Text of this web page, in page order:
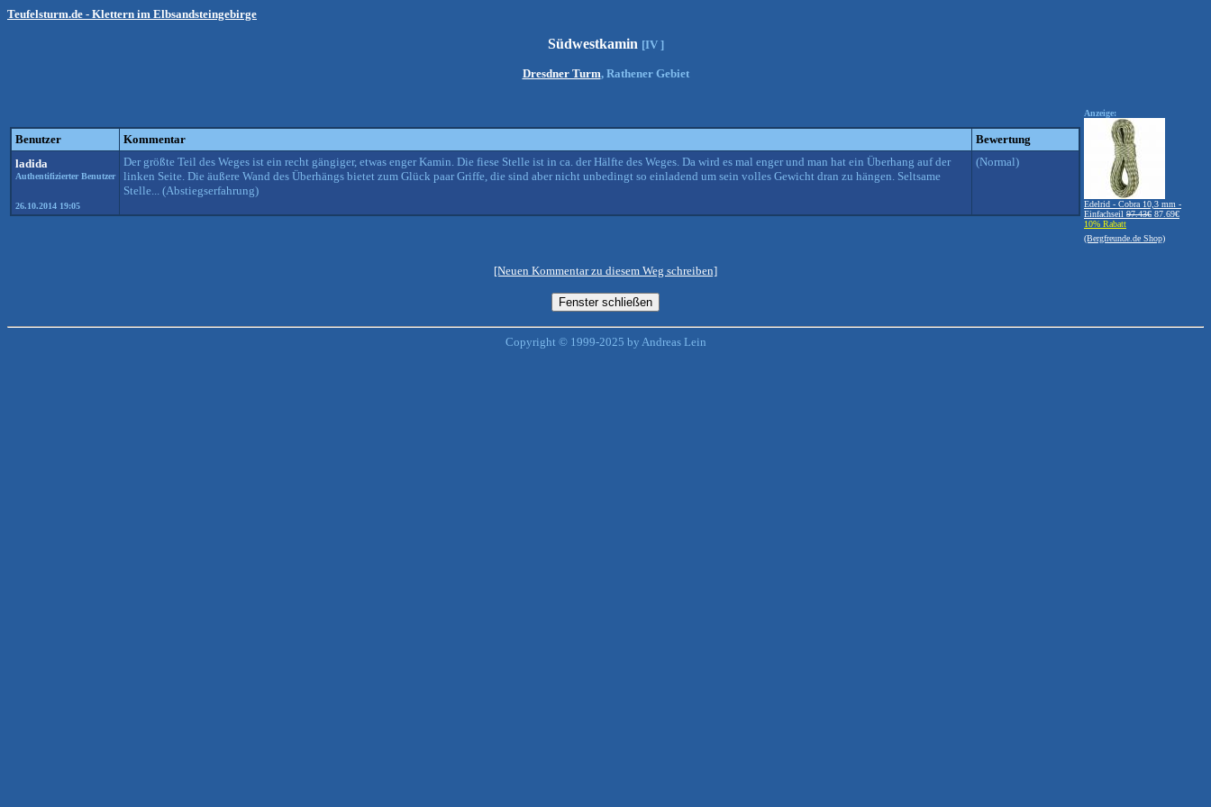
Teufelsturm.de - Klettern im Elbsandsteingebirge
Südwestkamin [IV ]
Dresdner Turm, Rathener Gebiet
Benutzer Kommentar
Bewertung
ladida
Authentifizierter Benutzer
26.10.2014 19:05
Der größte Teil des Weges ist ein recht gängiger, etwas enger Kamin. Die fiese Stelle ist in ca. der Hälfte des Weges. Da wird es mal enger und man hat ein Überhang auf der
linken Seite. Die äußere Wand des Überhängs bietet zum Glück paar Griffe, die sind aber nicht unbedingt so einladend um sein volles Gewicht dran zu hängen. Seltsame
Stelle... (Abstiegserfahrung)
(Normal)
Anzeige:
Edelrid - Cobra 10,3 mm -
Einfachseil 97.43€ 87.69€
10% Rabatt
(Bergfreunde.de Shop)
[Neuen Kommentar zu diesem Weg schreiben]
Copyright © 1999-2025 by Andreas Lein